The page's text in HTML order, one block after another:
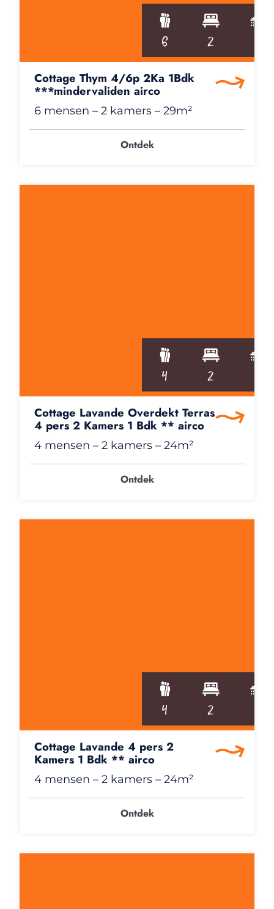
6 2
Cottage Thym 4/6p 2Ka 1Bdk
***mindervaliden airco
6 mensen – 2 kamers – 29m²
Ontdek
4 2
Cottage Lavande Overdekt Terras
4 pers 2 Kamers 1 Bdk ** airco
4 mensen – 2 kamers – 24m²
Ontdek
4 2
Cottage Lavande 4 pers 2
Kamers 1 Bdk ** airco
4 mensen – 2 kamers – 24m²
Ontdek